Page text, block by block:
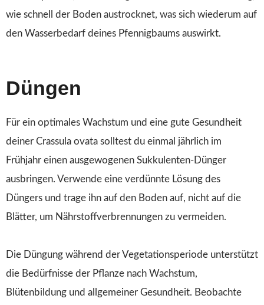
wie schnell der Boden austrocknet, was sich wiederum auf
den Wasserbedarf deines Pfennigbaums auswirkt.
Düngen
Für ein optimales Wachstum und eine gute Gesundheit
deiner Crassula ovata solltest du einmal jährlich im
Frühjahr einen ausgewogenen Sukkulenten-Dünger
ausbringen. Verwende eine verdünnte Lösung des
Düngers und trage ihn auf den Boden auf, nicht auf die
Blätter, um Nährstoffverbrennungen zu vermeiden.
Die Düngung während der Vegetationsperiode unterstützt
die Bedürfnisse der Pflanze nach Wachstum,
Blütenbildung und allgemeiner Gesundheit. Beobachte